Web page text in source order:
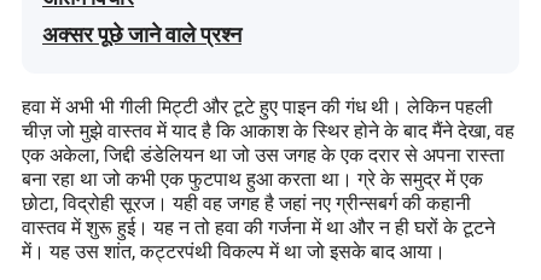
अक्सर पूछे जाने वाले प्रश्न
हवा में अभी भी गीली मिट्टी और टूटे हुए पाइन की गंध थी। लेकिन पहली
चीज़ जो मुझे वास्तव में याद है कि आकाश के स्थिर होने के बाद मैंने देखा, वह
एक अकेला, जिद्दी डंडेलियन था जो उस जगह के एक दरार से अपना रास्ता
बना रहा था जो कभी एक फुटपाथ हुआ करता था। ग्रे के समुद्र में एक
छोटा, विद्रोही सूरज। यही वह जगह है जहां नए ग्रीन्सबर्ग की कहानी
वास्तव में शुरू हुई। यह न तो हवा की गर्जना में था और न ही घरों के टूटने
में। यह उस शांत, कट्टरपंथी विकल्प में था जो इसके बाद आया।